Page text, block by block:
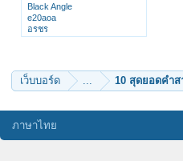
Black Angle
e20aoa
อรชร
Nok Nok
nunoiyja
วิจิตร
raggio di sole
พงศ์830
แก้วกุดั่น
เว็บบอร์ด ... 10 สุดยอดคำส
ภาษาไทย